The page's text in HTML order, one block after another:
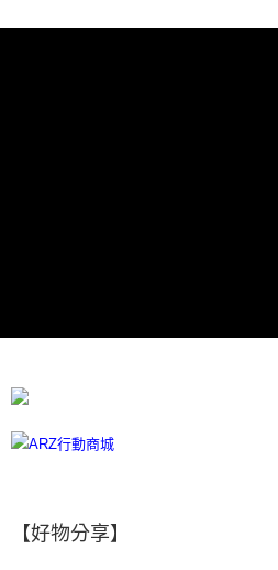
每筆NT$100
【好物分享】